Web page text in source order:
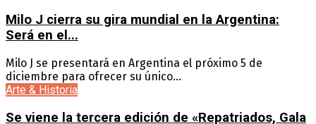
Milo J cierra su gira mundial en la Argentina:
Será en el...
Milo J se presentará en Argentina el próximo 5 de
diciembre para ofrecer su único...
Arte & Historia
Se viene la tercera edición de «Repatriados, Gala